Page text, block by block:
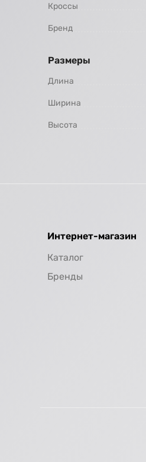
Кроссы
Бренд
Размеры
Длина
Ширина
Высота
Интернет-магазин
Каталог
Бренды